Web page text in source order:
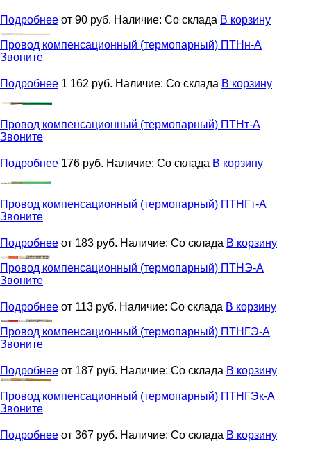
Подробнее от 90 руб. Наличие: Со склада В корзину
Провод компенсационный (термопарный) ПТНн-А
Звоните
Подробнее 1 162 руб. Наличие: Со склада В корзину
Провод компенсационный (термопарный) ПТНт-А
Звоните
Подробнее 176 руб. Наличие: Со склада В корзину
Провод компенсационный (термопарный) ПТНГт-А
Звоните
Подробнее от 183 руб. Наличие: Со склада В корзину
Провод компенсационный (термопарный) ПТНЭ-А
Звоните
Подробнее от 113 руб. Наличие: Со склада В корзину
Провод компенсационный (термопарный) ПТНГЭ-А
Звоните
Подробнее от 187 руб. Наличие: Со склада В корзину
Провод компенсационный (термопарный) ПТНГЭк-А
Звоните
Подробнее от 367 руб. Наличие: Со склада В корзину